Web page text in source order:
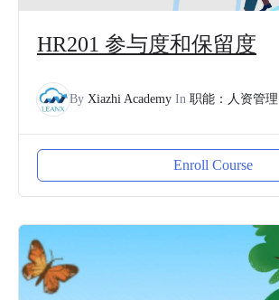
HR201 参与度和保留度
By Xiazhi Academy In 职能：人资管理
Enroll Course